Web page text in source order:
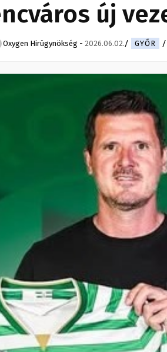
új
Oxygen Hirügynökség - 2026.06.02. GYŐR